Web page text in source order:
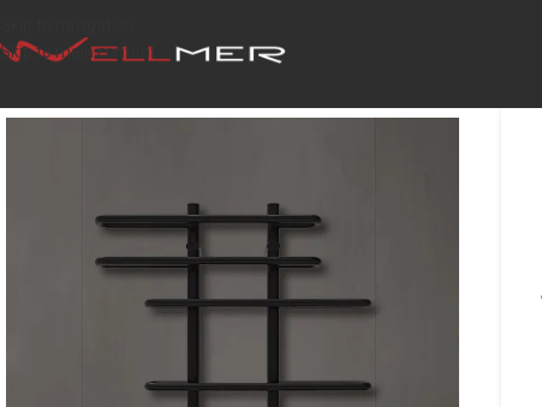
Skip to main content